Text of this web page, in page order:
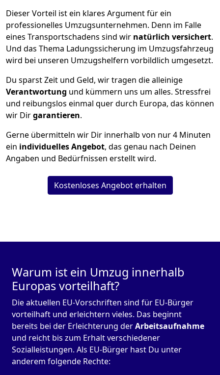
Dieser Vorteil ist ein klares Argument für ein
professionelles Umzugsunternehmen. Denn im Falle
eines Transportschadens sind wir natürlich versichert.
Und das Thema Ladungssicherung im Umzugsfahrzeug
wird bei unseren Umzugshelfern vorbildlich umgesetzt.
Du sparst Zeit und Geld, wir tragen die alleinige
Verantwortung und kümmern uns um alles. Stressfrei
und reibungslos einmal quer durch Europa, das können
wir Dirgarantieren.
Gerne übermitteln wir Dir innerhalb von nur4 Minuten
ein individuelles Angebot, das genau nach Deinen
Angaben und Bedürfnissen erstellt wird.
Kostenloses Angebot erhalten
Warum ist ein Umzug innerhalb
Europas vorteilhaft?
Die aktuellen EU-Vorschriften sind für EU-Bürger
vorteilhaft und erleichtern vieles. Das beginnt
bereits bei der Erleichterung derArbeitsaufnahme
und reicht bis zum Erhalt verschiedener
Sozialleistungen. Als EU-Bürger hast Du unter
anderem folgende Rechte: